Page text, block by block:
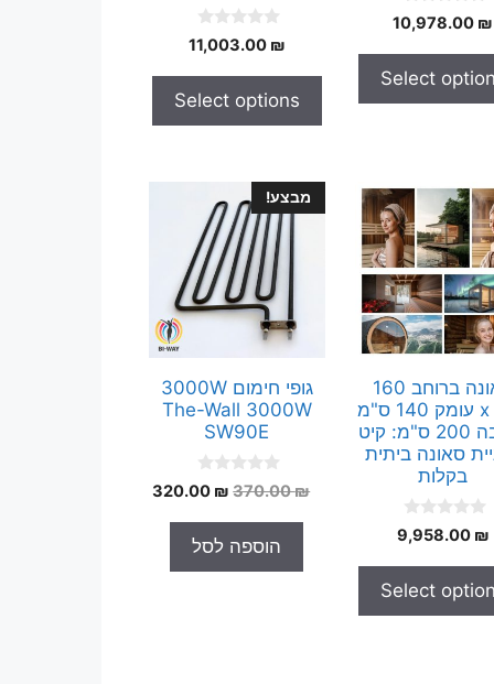
0
o
o
5
10,978.00 ₪
Select
0
o
o
5
11,003.00 ₪
Select options
סאונה ברוחב 160
ס"מ x עומק 140 ס"מ
x גובה 200 ס"מ: קיט
סאונה ביתית
בקלות
0
o
o
5
9,958.00 ₪
Select
מבצע!
גופי חימום 3000W
The-Wall 3000W
SW90E
0
o
o
5
370.00₪
המחיר
היה:
370.00 ₪.
320.00 ₪
המחיר
הוספה לסל